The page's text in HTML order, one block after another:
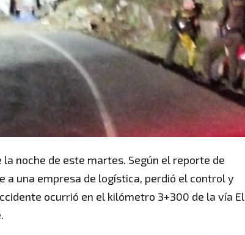
noche de este martes. Según el reporte de
una empresa de logística, perdió el control y
ocurrió en el kilómetro 3+300 de la vía El